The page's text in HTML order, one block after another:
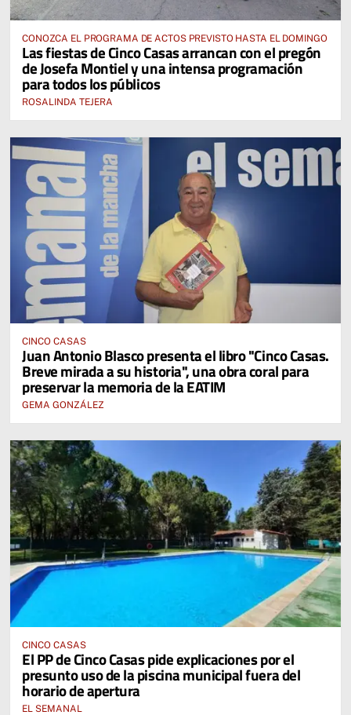
CONOZCA EL PROGRAMA DE ACTOS PREVISTO HASTA EL DOMINGO
Las fiestas de Cinco Casas arrancan con el pregón
de Josefa Montiel y una intensa programación
para todos los públicos
ROSALINDA TEJERA
CINCO CASAS
Juan Antonio Blasco presenta el libro "Cinco Casas.
Breve mirada a su historia", una obra coral para
preservar la memoria de la EATIM
GEMA GONZÁLEZ
CINCO CASAS
El PP de Cinco Casas pide explicaciones por el
presunto uso de la piscina municipal fuera del
horario de apertura
EL SEMANAL